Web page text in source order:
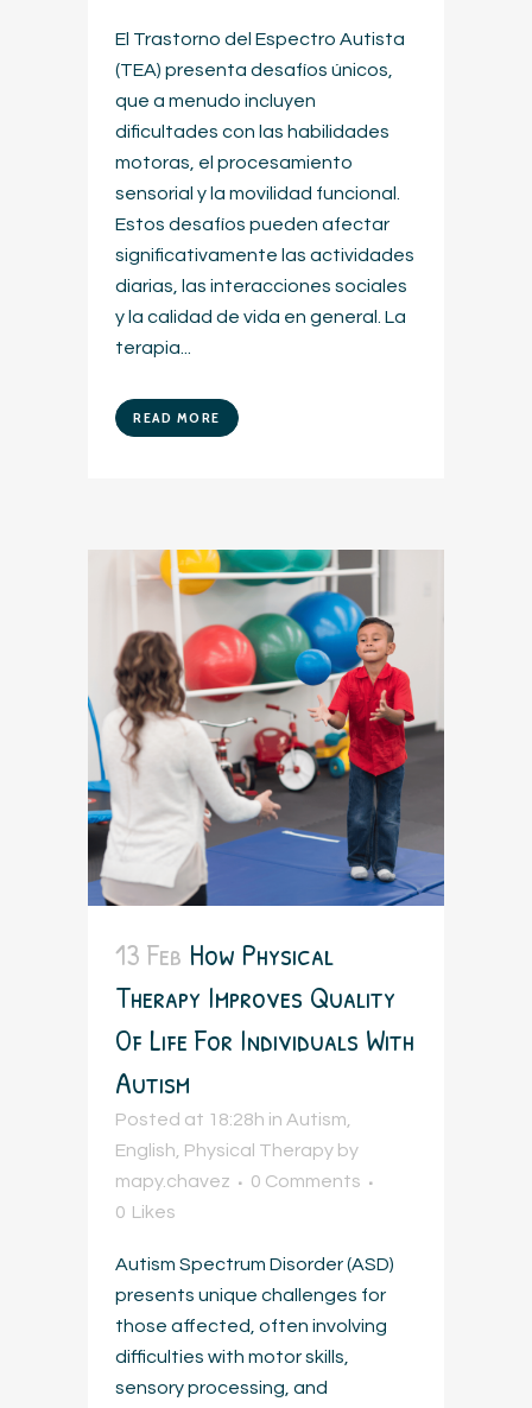
El Trastorno del Espectro Autista
(TEA) presenta desafíos únicos,
que a menudo incluyen
dificultades con las habilidades
motoras, el procesamiento
sensorial y la movilidad funcional.
Estos desafíos pueden afectar
significativamente las actividades
diarias, las interacciones sociales
y la calidad de vida en general. La
terapia...
READ MORE
13 Feb How Physical
Therapy Improves Quality
Of Life For Individuals With
Autism
Posted at 18:28h in Autism
English Physical Therapy by
mapy.chavez
0 Comments
0 Likes
Autism Spectrum Disorder (ASD)
presents unique challenges for
those affected, often involving
difficulties with motor skills,
sensory processing, and